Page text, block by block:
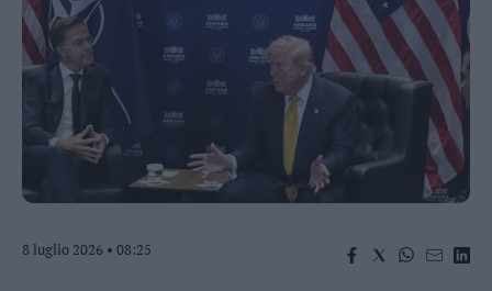
Video
Business
Wire
Territori
Trento
Rovereto
Riva
Arco
8 luglio 2026 • 08:25